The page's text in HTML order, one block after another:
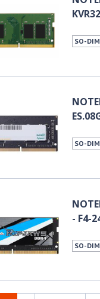
SO-
SO-
- F4-
SO-